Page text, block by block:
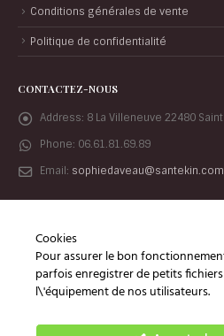
Conditions générales de vente
Politique de confidentialité
CONTACTEZ-NOUS
Address: 8 La Villeneuve 22480
Phone: 06.61.81.69.89
Email: sophiedaveau@santekin.com
Cookies
Pour assurer le bon
parfois enregistrer de petits
l\'équipement de nos utilisateurs.